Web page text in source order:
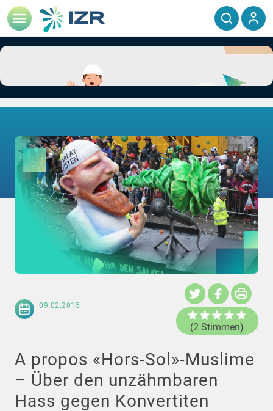
09.02.2015
(2 Stimmen)
A propos «Hors-Sol»-Muslime
– Über den unzähmbaren
Hass gegen Konvertiten